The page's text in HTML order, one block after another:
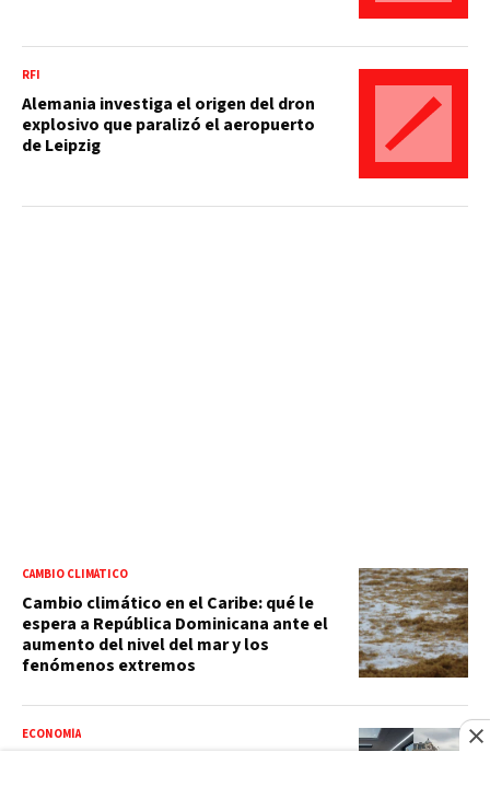
RFI
Alemania investiga el origen del dron
explosivo que paralizó el aeropuerto
de Leipzig
CAMBIO CLIMÁTICO
Cambio climático en el Caribe: qué le
espera a República Dominicana ante el
aumento del nivel del mar y los
fenómenos extremos
ECONOMÍA